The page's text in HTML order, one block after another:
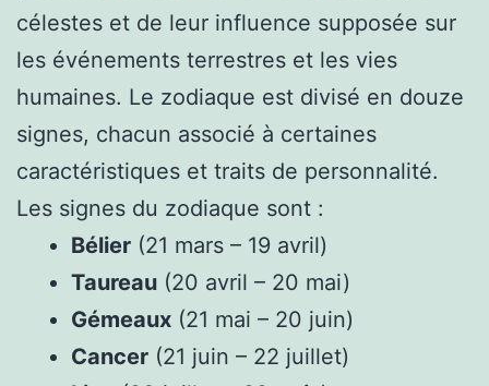
célestes et de leur influence supposée sur
les événements terrestres et les vies
humaines. Le zodiaque est divisé en douze
signes, chacun associé à certaines
caractéristiques et traits de personnalité.
Les signes du zodiaque sont :
Bélier (21 mars – 19 avril)
Taureau (20 avril – 20 mai)
Gémeaux (21 mai – 20 juin)
Cancer (21 juin – 22 juillet)